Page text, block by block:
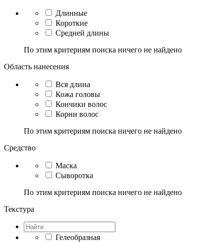
Длинные
Короткие
Средней длины
По этим критериям поиска ничего не найдено
Область нанесения
Вся длина
Кожа головы
Кончики волос
Корни волос
По этим критериям поиска ничего не найдено
Средство
Маска
Сыворотка
По этим критериям поиска ничего не найдено
Текстура
Гелеобразная